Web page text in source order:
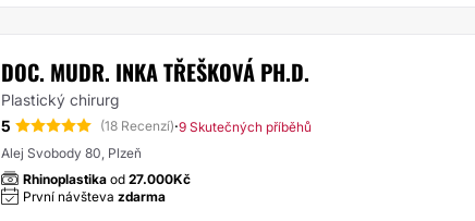
DOC. MUDR. INKA TŘEŠKOVÁ PH.D.
Plastický chirurg
5
(18 Recenzí)·9 Skutečných příběhů
Alej Svobody 80, Plzeň
Rhinoplastika od 27.000Kč
První návšteva zdarma